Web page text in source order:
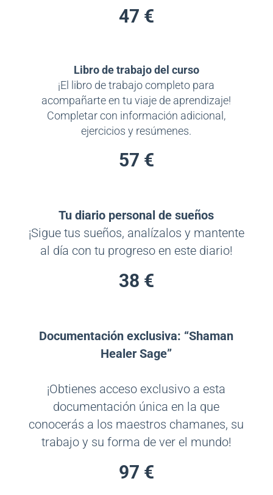
47 €
Libro de trabajo del curso
¡El libro de trabajo completo para
acompañarte en tu viaje de aprendizaje!
Completar con información adicional,
ejercicios y resúmenes.
57 €
Tu diario personal de sueños
¡Sigue tus sueños, analízalos y mantente
al día con tu progreso en este diario!
38 €
Documentación exclusiva: “Shaman
Healer Sage”
¡Obtienes acceso exclusivo a esta
documentación única en la que
conocerás a los maestros chamanes, su
trabajo y su forma de ver el mundo!
97 €